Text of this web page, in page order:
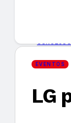
EVENTOS
LG